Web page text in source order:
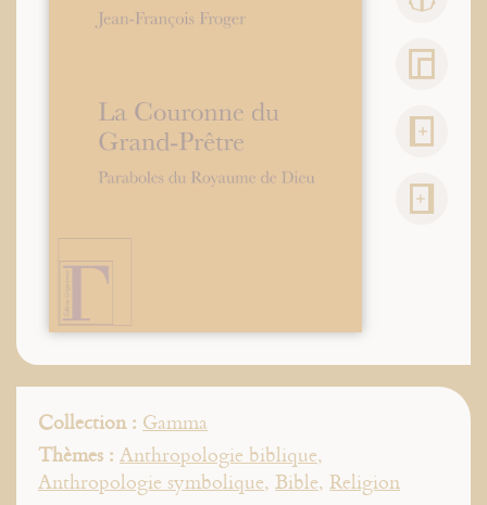
Collection : Gamma
Thèmes : Anthropologie biblique,
Anthropologie symbolique, Bible, Religion